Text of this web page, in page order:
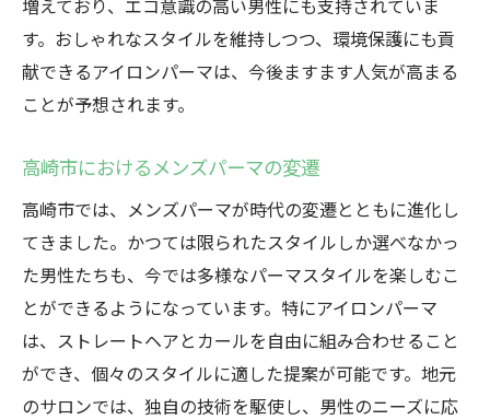
増えており、エコ意識の高い男性にも支持されていま
す。おしゃれなスタイルを維持しつつ、環境保護にも貢
献できるアイロンパーマは、今後ますます人気が高まる
ことが予想されます。
高崎市におけるメンズパーマの変遷
高崎市では、メンズパーマが時代の変遷とともに進化し
てきました。かつては限られたスタイルしか選べなかっ
た男性たちも、今では多様なパーマスタイルを楽しむこ
とができるようになっています。特にアイロンパーマ
は、ストレートヘアとカールを自由に組み合わせること
ができ、個々のスタイルに適した提案が可能です。地元
のサロンでは、独自の技術を駆使し、男性のニーズに応